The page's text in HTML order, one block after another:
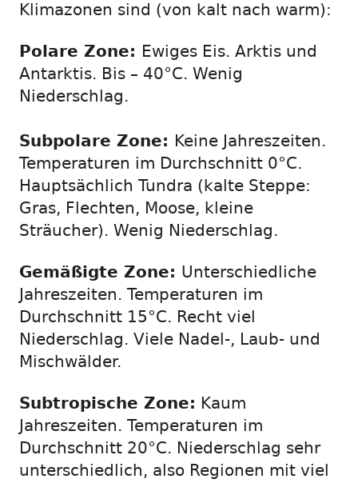
Klimazonen sind (von kalt nach warm):
Polare Zone: Ewiges Eis. Arktis und
Antarktis. Bis – 40°C. Wenig
Niederschlag.
Subpolare Zone: Keine Jahreszeiten.
Temperaturen im Durchschnitt 0°C.
Hauptsächlich Tundra (kalte Steppe:
Gras, Flechten, Moose, kleine
Sträucher). Wenig Niederschlag.
Gemäßigte Zone: Unterschiedliche
Jahreszeiten. Temperaturen im
Durchschnitt 15°C. Recht viel
Niederschlag. Viele Nadel-, Laub- und
Mischwälder.
Subtropische Zone: Kaum
Jahreszeiten. Temperaturen im
Durchschnitt 20°C. Niederschlag sehr
unterschiedlich, also Regionen mit viel